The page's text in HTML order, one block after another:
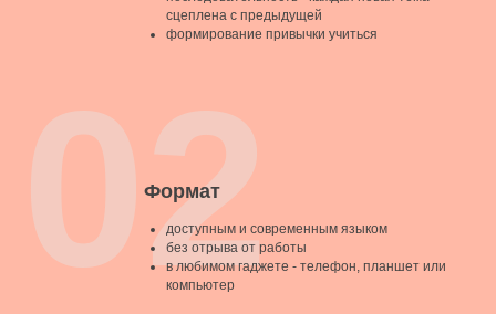
сцеплена с предыдущей
формирование привычки учиться
Формат
доступным и современным языком
без отрыва от работы
в любимом гаджете - телефон, планшет или
компьютер
02